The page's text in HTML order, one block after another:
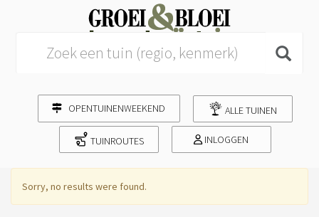
OPENTUINENWEEKEND ALLE TUINEN
TUINROUTES INLOGGEN
Sorry, no results were found.